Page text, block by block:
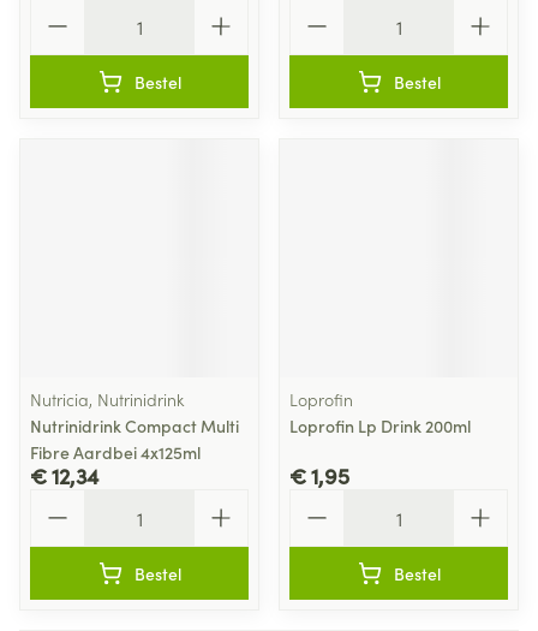
Bestel Bestel
Nutricia, Nutrinidrink
Nutrinidrink Compact Multi
Fibre Aardbei 4x125ml
€ 12,34
Bestel
Loprofin
Loprofin Lp Drink 200ml
€ 1,95
Bestel